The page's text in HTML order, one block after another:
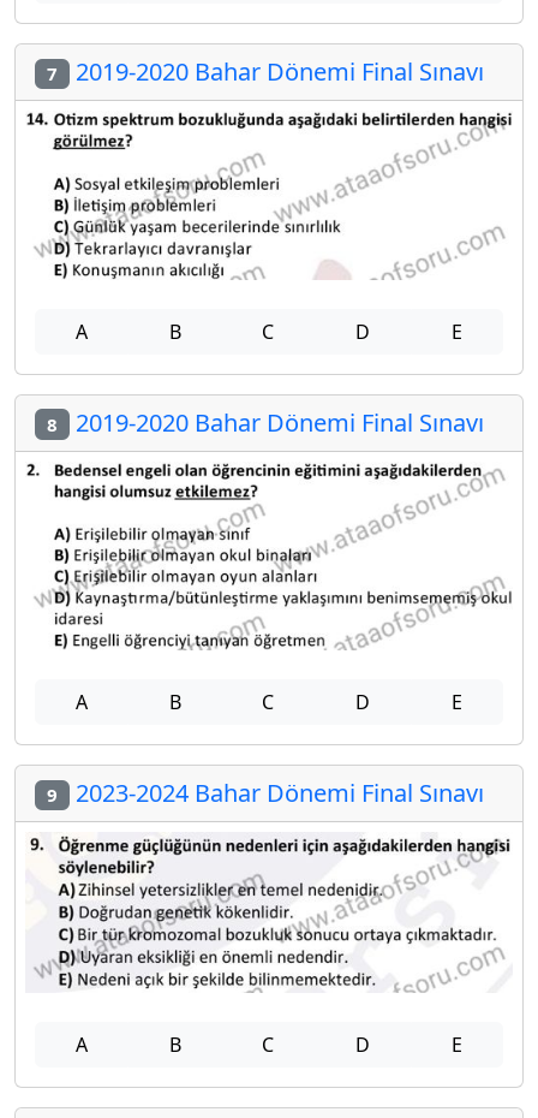
7 2019-2020 Bahar Dönemi Final Sınavı
A B C D E
8 2019-2020 Bahar Dönemi Final Sınavı
A B C D E
9 2023-2024 Bahar Dönemi Final Sınavı
A B C D E